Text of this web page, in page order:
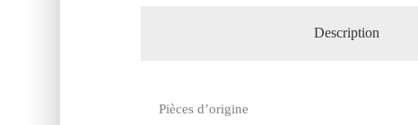
Description
Pièces d’origine